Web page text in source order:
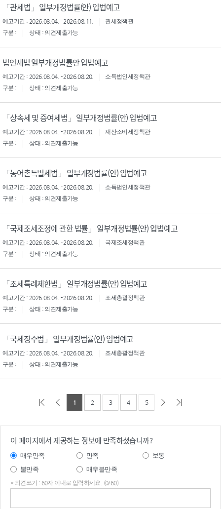
「관세법」 일부개정법률(안) 입법예고
예고기간 : 2026.08.04. - 2026.08.11.
관세정책관
구분 :
상태 : 의견제출가능
법인세법 일부개정법률안 입법예고
예고기간 : 2026.08.04. - 2026.08.20.
소득법인세정책관
구분 :
상태 : 의견제출가능
「상속세 및 증여세법」 일부개정법률(안) 입법예고
예고기간 : 2026.08.04. - 2026.08.20.
재산소비세정책관
구분 :
상태 : 의견제출가능
「농어촌특별세법」 일부개정법률(안) 입법예고
예고기간 : 2026.08.04. - 2026.08.20.
소득법인세정책관
구분 :
상태 : 의견제출가능
「국제조세조정에 관한 법률」 일부개정법률(안) 입법예고
예고기간 : 2026.08.04. - 2026.08.20.
국제조세정책관
구분 :
상태 : 의견제출가능
「조세특례제한법」 일부개정법률(안) 입법예고
예고기간 : 2026.08.04. - 2026.08.20.
조세총괄정책관
구분 :
상태 : 의견제출가능
「국세징수법」 일부개정법률(안) 입법예고
예고기간 : 2026.08.04. - 2026.08.20.
조세총괄정책관
구분 :
상태 : 의견제출가능
1 2 3 4 5
이 페이지에서 제공하는 정보에 만족하셨습니까?
매우만족 만족
보통
불만족
매우불만족
* 의견쓰기 : 60자 이내로 입력하세요. (0/60)